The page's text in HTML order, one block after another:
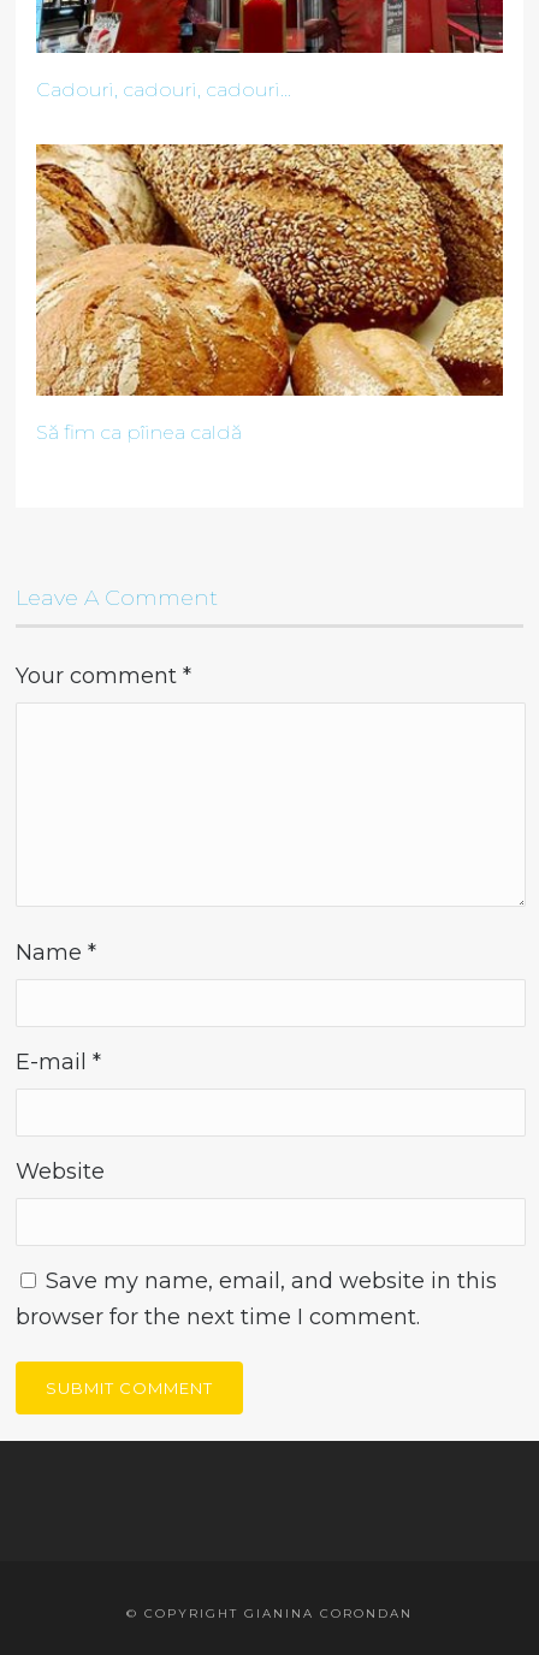
Cadouri, cadouri, cadouri...
Să fim ca pîinea caldă
Leave A Comment
Your comment*
Name*
E-mail*
Website
Save my name, email, and website in this
browser for the next time I comment.
© COPYRIGHT GIANINA CORONDAN